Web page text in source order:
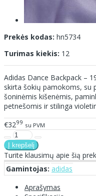
Prekės kodas: hn5734
Turimas kiekis: 12
Adidas Dance Backpack –
skirta šokių pamokoms, su
šoninėmis kišenėmis,
petnešomis ir stilinga
€3299 su PVM
Turite klausimų apie šią
Gamintojas: adidas
Aprašymas